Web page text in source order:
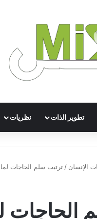
تطوير الذات نظريات
الإنسان / ترتيب سلم الحاجات
الحاجات